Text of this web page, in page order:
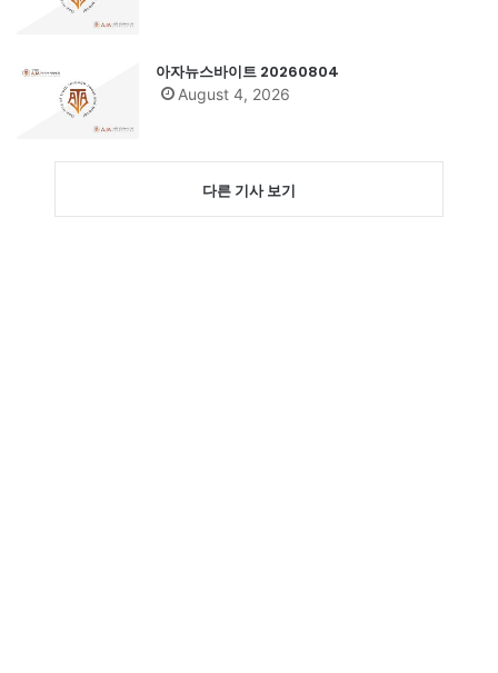
아자뉴스바이트 20260804
August 4, 2026
다른 기사 보기